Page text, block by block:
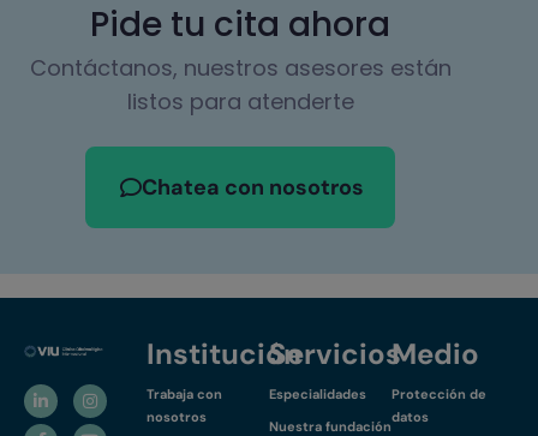
Pide tu cita ahora
Contáctanos, nuestros asesores están
listos para atenderte
Chatea con nosotros
Institución
Trabaja con
nosotros
Servicios
Especialidades
Nuestra fundación
Medio
Protección de
datos